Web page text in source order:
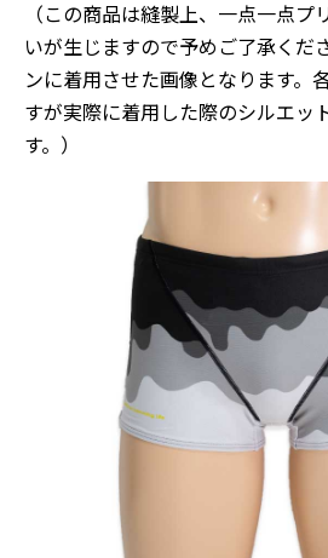
（この商品は縫製上、一点一点プ
いが生じますので予めご了承くだ
ンに着用させた画像となります。
すが実際に着用した際のシルエッ
す。）